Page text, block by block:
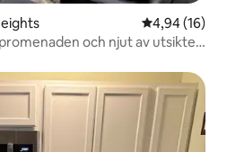
4,94 av 5 i
4,94 (16)
och njut av utsikten